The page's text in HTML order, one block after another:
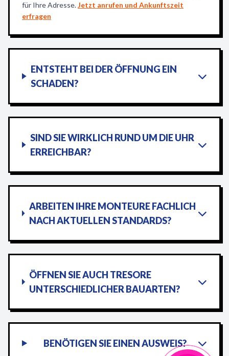
für Ihre Adresse.Jetzt anrufen und Ankunftszeit
erfragen
ENTSTEHT BEI DER ÖFFNUNG EIN
SCHADEN?
SIND SIE WIRKLICH RUND UM DIE UHR
ERREICHBAR?
ARBEITEN IHRE MONTEURE FACHLICH
NACH AKTUELLEN STANDARDS?
ÖFFNEN SIE AUCH TRESORE
UNTERSCHIEDLICHER BAUARTEN?
BENÖTIGEN SIE EINEN AUSWEIS?